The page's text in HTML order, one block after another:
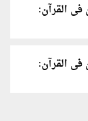
القرآن:
القرآن: